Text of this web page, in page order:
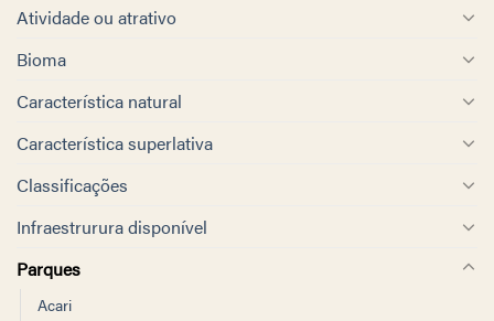
Atividade ou atrativo
Bioma
Característica natural
Característica superlativa
Classificações
Infraestrurura disponível
Parques
Acari